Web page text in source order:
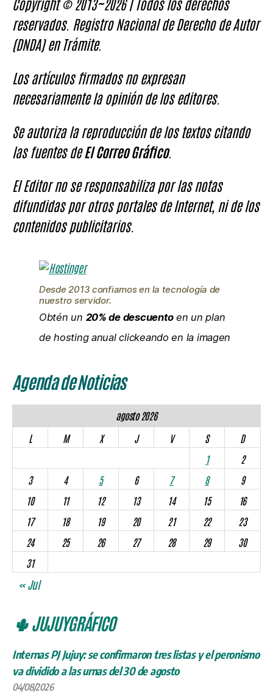
Copyright © 2013~2026 | Todos los derechos
reservados. Registro Nacional de Derecho de Autor
(DNDA) en Trámite.
Los artículos firmados no expresan
necesariamente la opinión de los editores.
Se autoriza la reproducción de los textos citando
las fuentes deEl Correo Gráfico.
El Editor no se responsabiliza por las notas
difundidas por otros portales de Internet, ni de los
contenidos publicitarios.
Desde 2013 confiamos en la tecnología de
nuestro servidor.
Obtén un 20% de descuentoen un plan
de hosting anual clickeando en la imagen
Agenda de Noticias
agosto 2026
L
M X J V S
D
1
2
3
4 5 6 7 8
9
10
11 12 13 14 15
16
17
18 19 20 21 22
23
24
25 26 27 28 29
30
31
« Jul
🌵 JUJUYGRÁFICO
Internas PJ Jujuy: se confirmaron tres listas y el peronismo
va dividido a las urnas del 30 de agosto
04/08/2026